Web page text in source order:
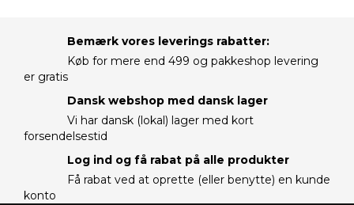
Bemærk vores leverings rabatter:
Køb for mere end 499 og pakkeshop levering
er gratis
Dansk webshop med dansk lager
Vi har dansk (lokal) lager med kort
forsendelsestid
Log ind og få rabat på alle produkter
Få rabat ved at oprette (eller benytte) en kunde
konto